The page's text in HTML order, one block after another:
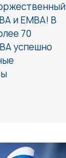
и EМВА! В
70
успешно